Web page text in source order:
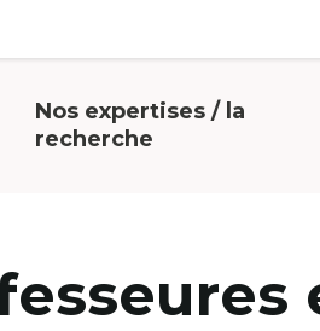
Ouvrir
Nos expertises / la
recherche